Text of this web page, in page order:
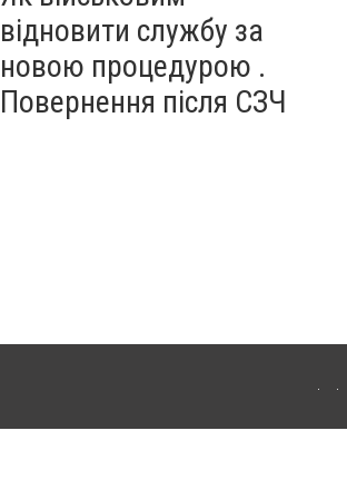
відновити службу за
новою процедурою .
Повернення після СЗЧ